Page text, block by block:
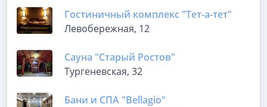
Гостиничный комплекс "Тет-а-тет"
Левобережная, 12
Сауна "Старый Ростов"
Тургеневская, 32
Бани и СПА "Bellagio"